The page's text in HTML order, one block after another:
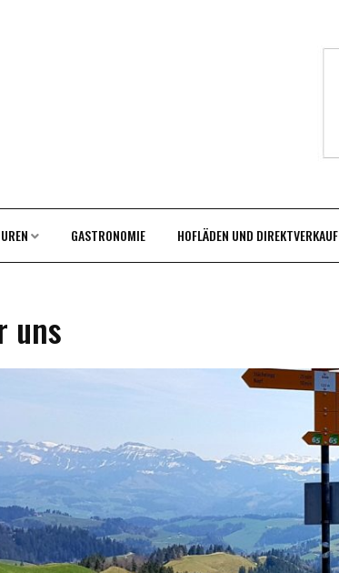
GASTRONOMIE HOFLÄDEN UND DIREKTVERKAUF
uns